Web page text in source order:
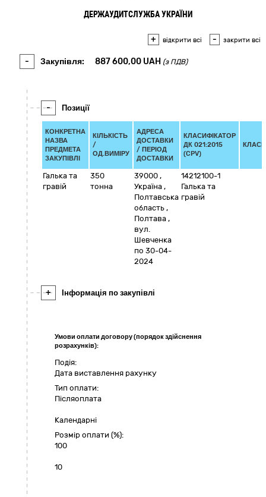
ДЕРЖАУДИТСЛУЖБА УКРАЇНИ
+ відкрити всі - закрити всі
- Закупівля: 887 600,00 UAH (з ПДВ)
- Позиції
КОНКРЕТНА
НАЗВА
ПРЕДМЕТА
ЗАКУПІВЛІ
КІЛЬКІСТЬ
/
ОД.ВИМІРУ
АДРЕСА
ДОСТАВКИ
/ ПЕРІОД
ДОСТАВКИ
КЛАСИФІКАТОР
ДК 021:2015
(CPV)
Галька та
гравій
350
тонна
39000 ,
Україна ,
Полтавська
область ,
Полтава ,
вул.
Шевченка
по 30-04-
2024
14212100-1
Галька та
гравій
+ Інформація по закупівлі
Умови оплати договору (порядок здійснення
розрахунків):
Подія:
Дата виставлення рахунку
Тип оплати:
Пiсляоплата
Календарні
Розмір оплати (%):
100
10